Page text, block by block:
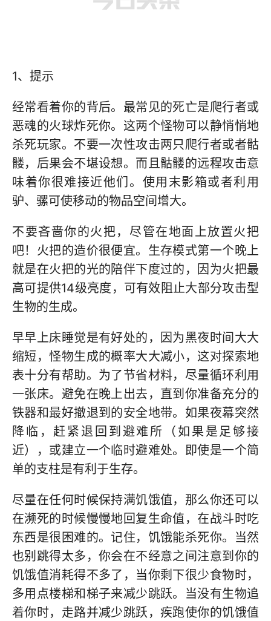
1、提示
经常看着你的背后。最常见的死亡是爬行者或
恶魂的火球炸死你。这两个怪物可以静悄悄地
杀死玩家。不要一次性攻击两只爬行者或者骷
髅，后果会不堪设想。而且骷髅的远程攻击意
味着你很难接近他们。使用末影箱或者利用
驴、骡可使移动的物品空间增大。
不要吝啬你的火把，尽管在地面上放置火把
吧！火把的造价很便宜。生存模式第一个晚上
就是在火把的光的陪伴下度过的，因为火把最
高可提供14级亮度，可有效阻止大部分攻击型
生物的生成。
早早上床睡觉是有好处的，因为黑夜时间大大
缩短，怪物生成的概率大大减小，这对探索地
表十分有帮助。为了节省材料，尽量循环利用
一张床。避免在晚上出去，直到你准备充分的
铁器和最好撤退到的安全地带。如果夜幕突然
降临，赶紧退回到避难所（如果是足够接
近），或建立一个临时避难处。即使是一个简
单的支柱是有利于生存。
尽量在任何时候保持满饥饿值，那么你还可以
在濒死的时候慢慢地回复生命值，在战斗时吃
东西是很困难的。记住，饥饿能杀死你。当然
也别跳得太多，你会在不经意之间注意到你的
饥饿值消耗得不多了，当你剩下很少食物时，
多用点楼梯和梯子来减少跳跃。当没有生物追
着你时，走路并减少跳跃，疾跑使你的饥饿值